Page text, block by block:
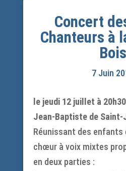
Concert
Chanteurs à
Bois
7 Juin
le jeudi 12 juillet à
Jean-Baptiste de Saint-
Réunissant des enfants
chœur à voix mixtes
en deux parties :